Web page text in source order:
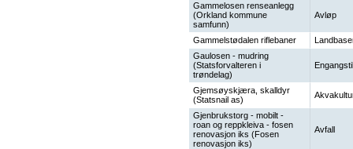
Gammelosen renseanlegg
(Orkland kommune
samfunn)
Avløp
Gammelstødalen riflebaner
Gaulosen - mudring
(Statsforvalteren i
trøndelag)
Gjemsøyskjæra, skalldyr
(Statsnail as)
Gjenbrukstorg - mobilt -
roan og reppkleiva - fosen
renovasjon iks (Fosen
renovasjon iks)
Avfall